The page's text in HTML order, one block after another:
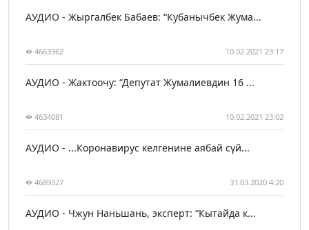
АУДИО - Жыргалбек Бабаев: “Кубанычбек Жума...
4663962 10.02.2021 23:17
АУДИО - Жактоочу: “Депутат Жумалиевдин 16 ...
4634081 10.02.2021 23:02
АУДИО - ...Коронавирус келгенине аябай сүй...
4689327 31.03.2020 4:20
АУДИО - Чжун Наньшань, эксперт: “Кытайда к...